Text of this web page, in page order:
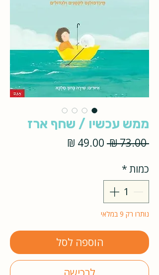
ממש עכשיו / שחף ארז
‏73.00 ‏₪
מחיר
כמות*
נותרו רק 9 במלאי
הוספה לסל